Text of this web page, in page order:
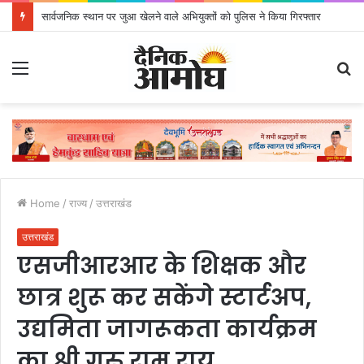
सार्वजनिक स्थान पर जुआ खेलने वाले अभियुक्तों को पुलिस ने किया गिरफ्तार
Home / राज्य / उत्तराखंड
उत्तराखंड
एसजीआरआर के शिक्षक और
छात्र शुरू कर सकेंगे स्टार्टअप,
उद्यमिता जागरूकता कार्यक्रम